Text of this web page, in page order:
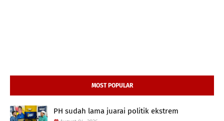
MOST POPULAR
PH sudah lama juarai politik ekstrem